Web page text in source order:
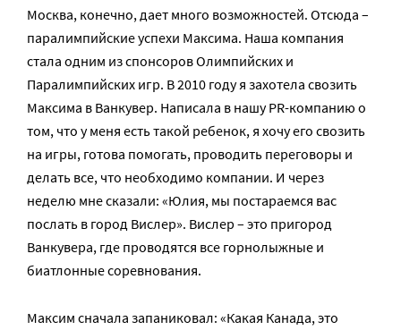
Москва, конечно, дает много возможностей. Отсюда –
паралимпийские успехи Максима. Наша компания
стала одним из спонсоров Олимпийских и
Паралимпийских игр. В 2010 году я захотела свозить
Максима в Ванкувер. Написала в нашу PR-компанию о
том, что у меня есть такой ребенок, я хочу его свозить
на игры, готова помогать, проводить переговоры и
делать все, что необходимо компании. И через
неделю мне сказали: «Юлия, мы постараемся вас
послать в город Вислер». Вислер – это пригород
Ванкувера, где проводятся все горнолыжные и
биатлонные соревнования.
Максим сначала запаниковал: «Какая Канада, это